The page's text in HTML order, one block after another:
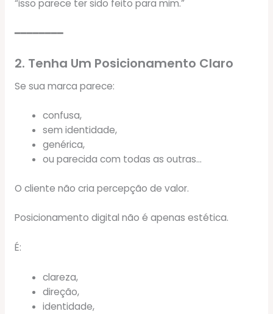
“isso parece ter sido feito para mim.”
━━━━━━━━
2. Tenha Um Posicionamento Claro
Se sua marca parece:
confusa,
sem identidade,
genérica,
ou parecida com todas as outras…
O cliente não cria percepção de valor.
Posicionamento digital não é apenas estética.
É:
clareza,
direção,
identidade,